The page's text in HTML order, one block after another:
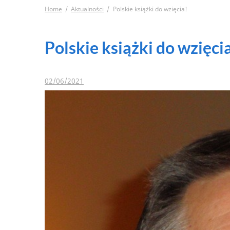
Home Aktualności Polskie książki do wzięcia!
Polskie książki do
02/06/2021